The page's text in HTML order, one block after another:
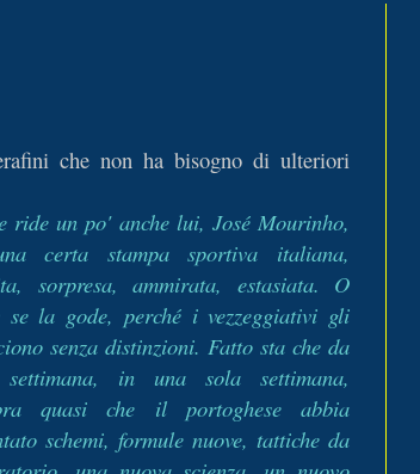
che non ha bisogno di ulteriori
ride un po' anche lui, José Mourinho,
certa stampa sportiva italiana,
sorpresa, ammirata, estasiata. O
se la gode, perché i vezzeggiativi gli
senza distinzioni. Fatto sta che da
in una sola settimana,
quasi che il portoghese abbia
schemi, formule nuove, tattiche da